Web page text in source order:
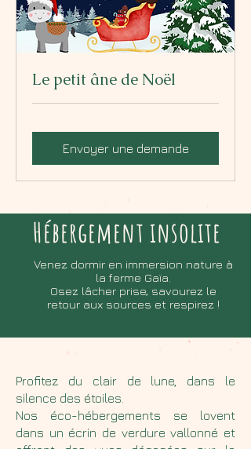
Le petit âne de Noël
Envoyer une demande
Hébergement insolite
Venez dormir en immersion nature à
la ferme Gaïa.
Osez lâcher prise, savourez le
retour aux sources et respirez !
Profitez du clair de lune, dans le
silence des étoiles.
Nos éco-hébergements se lovent
dans un écrin de verdure vallonné et